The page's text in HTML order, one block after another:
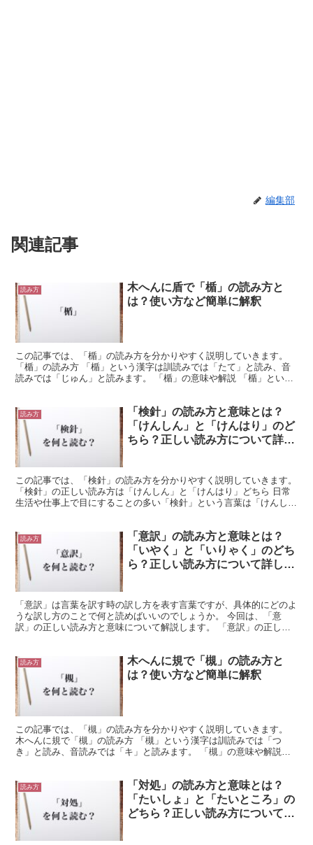
編集部
関連記事
読み方
木へんに盾で「楯」の読み方と
は？使い方など簡単に解釈
この記事では、「楯」の読み方を分かりやすく説明していきます。
「楯」の読み方 「楯」という漢字は訓読みでは「たて」と読み、音
読みでは「じゅん」と読みます。 「楯」の意味や解説 「楯」という
読み方
「検針」の読み方と意味とは？
「けんしん」と「けんはり」のど
ちら？正しい読み方について詳し
この記事では、「検針」の読み方を分かりやすく説明していきます。
「検針」の正しい読み方は「けんしん」と「けんはり」どちら 日常
生活や仕事上で目にすることの多い「検針」という言葉は「けんし
読み方
「意訳」の読み方と意味とは？
「いやく」と「いりゃく」のどち
ら？正しい読み方について詳しく
「意訳」は言葉を訳す時の訳し方を表す言葉ですが、具体的にどのよ
うな訳し方のことで何と読めばいいのでしょうか。 今回は、「意
訳」の正しい読み方と意味について解説します。 「意訳」の正しい
読み方
木へんに規で「槻」の読み方と
は？使い方など簡単に解釈
この記事では、「槻」の読み方を分かりやすく説明していきます。
木へんに規で「槻」の読み方 「槻」という漢字は訓読みでは「つ
き」と読み、音読みでは「キ」と読みます。 「槻」の意味や解説
読み方
「対処」の読み方と意味とは？
「たいしょ」と「たいところ」の
どちら？正しい読み方について詳